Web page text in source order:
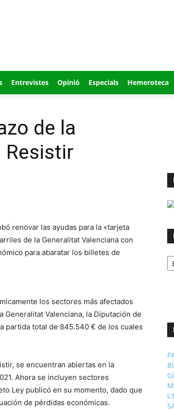
Entrevistes Opinió Especials Hemeroteca
de la
Resistir
los sectores más afectados
Valenciana, la Diputación de
partida total de 845.540 € de los cuales
se encuentran abiertas en la
Ahora se incluyen sectores
Ley publicó en su momento, dado que
de pérdidas económicas.